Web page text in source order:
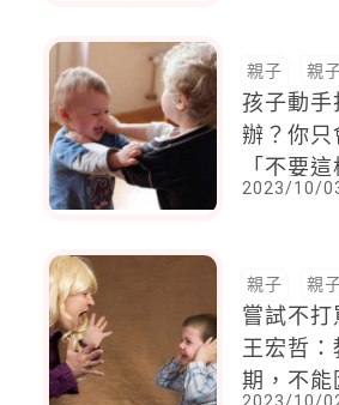
親子 親
孩子動手
辦？你只
「不要
無意中強
2023/10/
親子 親
嘗試不打
王宏哲：
期，不能